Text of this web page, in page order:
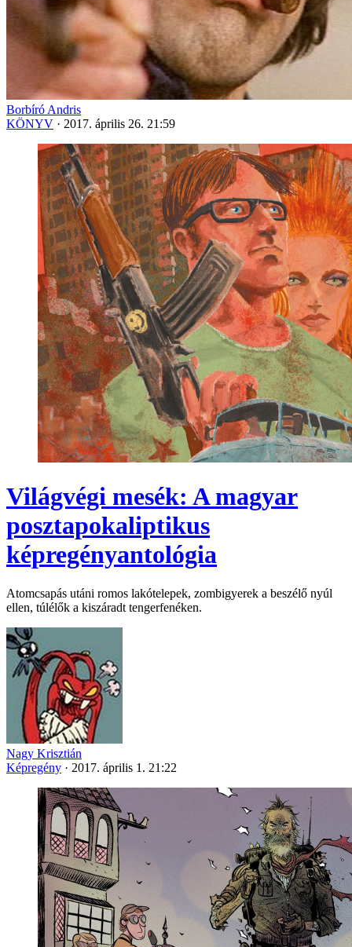
Borbíró Andris
KÖNYV · 2017. április 26. 21:59
Világvégi mesék: A magyar
posztapokaliptikus
képregényantológia
Atomcsapás utáni romos lakótelepek, zombigyerek a beszélő nyúl
ellen, túlélők a kiszáradt tengerfenéken.
Nagy Krisztián
Képregény · 2017. április 1. 21:22